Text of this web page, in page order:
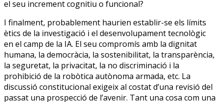
el seu increment cognitiu o funcional?
I finalment, probablement haurien establir-se els límits
ètics de la investigació i el desenvolupament tecnològic
en el camp de la IA. El seu compromís amb la dignitat
humana, la democràcia, la sostenibilitat, la transparència,
la seguretat, la privacitat, la no discriminació i la
prohibició de la robòtica autònoma armada, etc. La
discussió constitucional exigeix al costat d’una revisió del
passat una prospecció de l’avenir. Tant una cosa com una